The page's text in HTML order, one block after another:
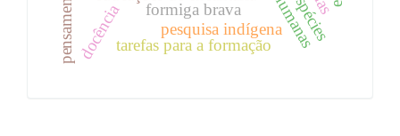
formiga brava
docência pesquisa indígena
tarefas para a formação